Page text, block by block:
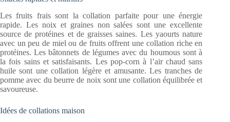
Les fruits frais sont la collation parfaite pour une énergie
rapide. Les noix et graines non salées sont une excellente
source de protéines et de graisses saines. Les yaourts nature
avec un peu de miel ou de fruits offrent une collation riche en
protéines. Les bâtonnets de légumes avec du houmous sont à
la fois sains et satisfaisants. Les pop-corn à l’air chaud sans
huile sont une collation légère et amusante. Les tranches de
pomme avec du beurre de noix sont une collation équilibrée et
savoureuse.
Idées de collations maison